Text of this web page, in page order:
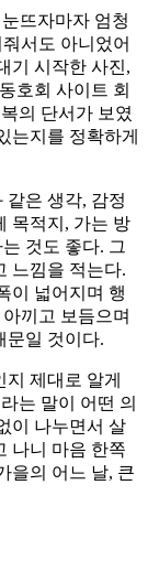
뜨자마자 엄청
서도 아니었어
기 시작한 사진,
호회 사이트 회
의 단서가 보였
는지를 정확하게
같은 생각, 감정
목적지, 가는 방
것도 좋다. 그
느낌을 적는다.
이 넓어지며 행
끼고 보듬으며
문일 것이다.
제대로 알게
는 말이 어떤 의
이 나누면서 살
나니 마음 한쪽
을의 어느 날, 큰